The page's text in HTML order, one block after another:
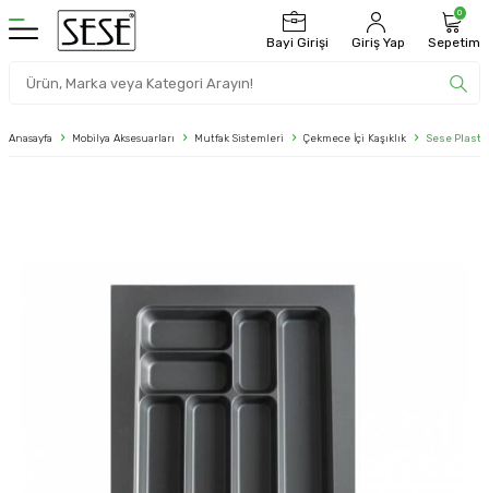
Bayi Girişi Giriş Yap
0
Sepetim
Anasayfa Mobilya Aksesuarları Mutfak Sistemleri Çekmece İçi Kaşıklık Sese